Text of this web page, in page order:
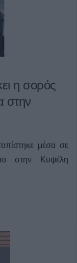
η σορός
στην
μέσα σε
στην Κυψέλη